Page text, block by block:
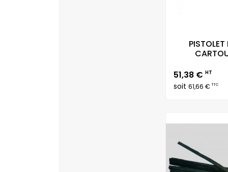
PISTOLET
Prix
51,38 € HT
soit 61,66 €TTC